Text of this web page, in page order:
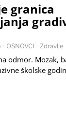
granica
· OSNOVCI · Zdravlje
odmor. Mozak,
školske